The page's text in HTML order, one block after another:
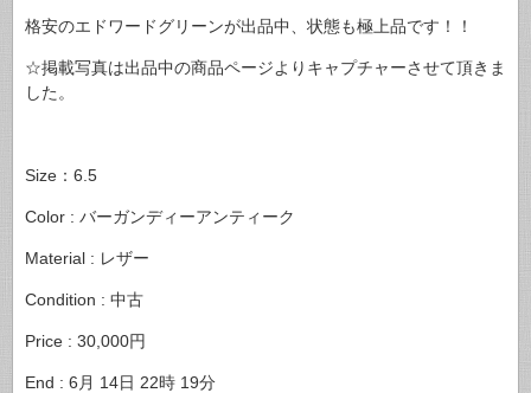
格安のエドワードグリーンが出品中、状態も極上品です！！
☆掲載写真は出品中の商品ページよりキャプチャーさせて頂きま
した。
Size：6.5
Color : バーガンディーアンティーク
Material : レザー
Condition : 中古
Price : 30,000円
End : 6月 14日 22時 19分